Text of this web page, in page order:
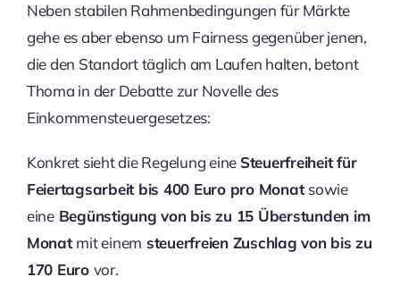
Neben stabilen Rahmenbedingungen für Märkte
gehe es aber ebenso um Fairness gegenüber jenen,
die den Standort täglich am Laufen halten, betont
Thoma in der Debatte zur Novelle des
Einkommensteuergesetzes:
Konkret sieht die Regelung eine Steuerfreiheit für
Feiertagsarbeit bis 400 Euro pro Monat sowie
eine Begünstigung von bis zu 15 Überstunden im
Monat mit einem steuerfreien Zuschlag von bis zu
170 Euro vor.